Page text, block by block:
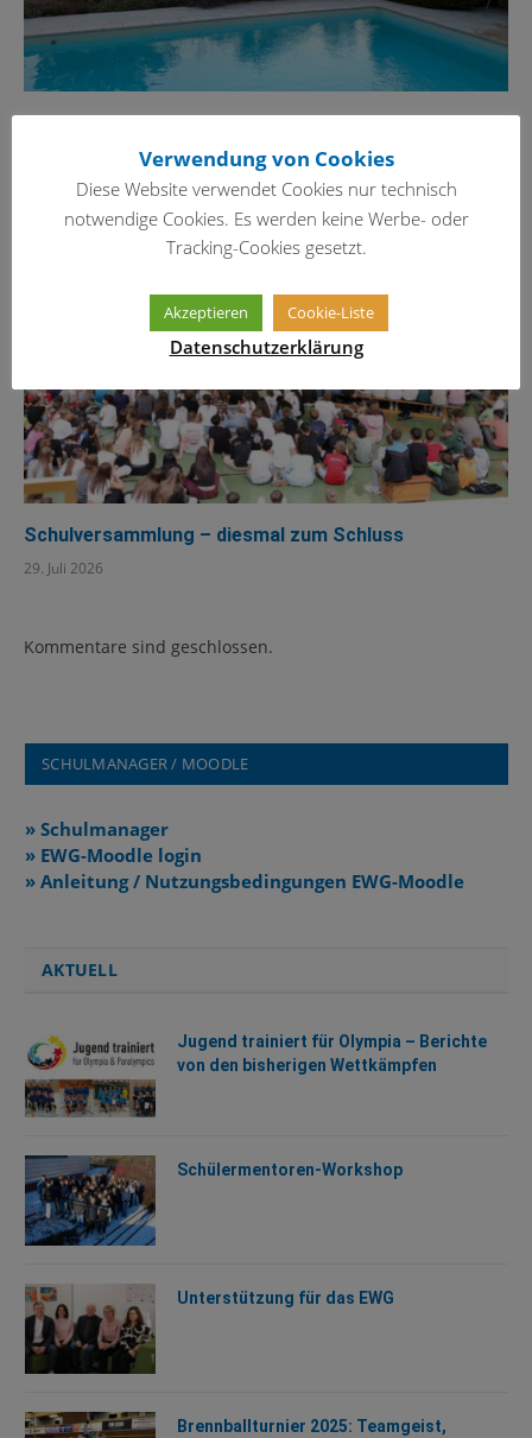
Schöne Ferien!
Schulversammlung – diesmal zum Schluss
29. Juli 2026
Kommentare sind geschlossen.
SCHULMANAGER / MOODLE
» Schulmanager
» EWG-Moodle login
» Anleitung / Nutzungsbedingungen EWG-Moodle
AKTUELL
Jugend trainiert für Olympia – Berichte
von den bisherigen Wettkämpfen
Schülermentoren-Workshop
Unterstützung für das EWG
Brennballturnier 2025: Teamgeist,
Verwendung von Cookies
Diese Website verwendet Cookies nur technisch
notwendige Cookies. Es werden keine Werbe- oder
Tracking-Cookies gesetzt.
Akzeptieren Cookie-Liste
Datenschutzerklärung